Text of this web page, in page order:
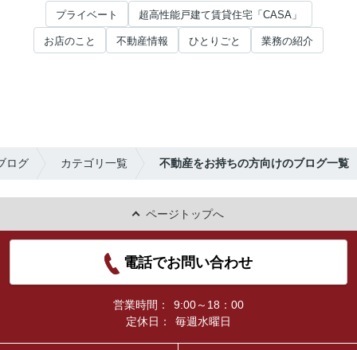
プライベート 超高性能戸建て賃貸住宅「CASA」
お店のこと 不動産情報 ひとりごと 業務の紹介
ログ カテゴリ一覧 不動産をお持ちの方向けのブログ一覧
ページトップへ
電話でお問い合わせ
営業時間：
9:00～18：00
定休日：
毎週水曜日